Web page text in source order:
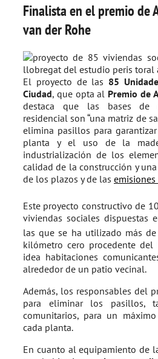
Finalista en el premio de
van der Rohe
El proyecto de las 85
Ciudad, que opta al Premio de
destaca que las bases de
residencial son “una matriz de
elimina pasillos para
planta y el uso de la
industrialización de los
calidad de la construcción y
de los plazos y de las emisiones
Este proyecto constructivo de
viviendas sociales dispuestas
las que se ha utilizado más
kilómetro cero procedente del
idea habitaciones
alrededor de un patio vecinal.
Además, los responsables del
para eliminar los pasillos,
comunitarios, para un
cada planta.
En cuanto al equipamiento de